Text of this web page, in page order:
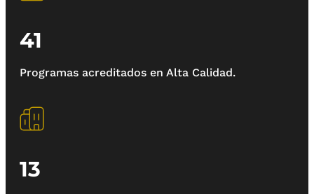
41
Programas acreditados en Alta Calidad.
13